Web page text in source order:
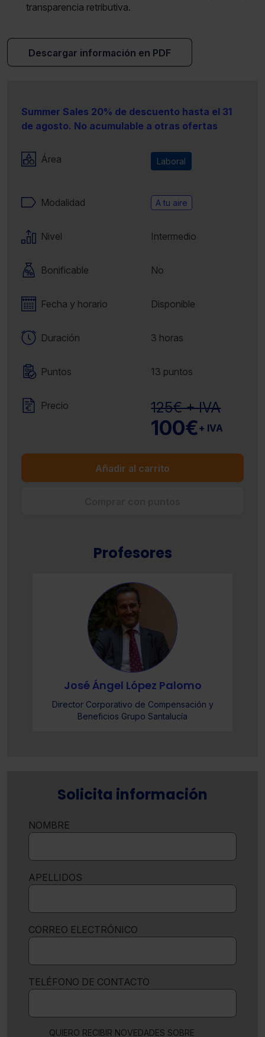
transparencia retributiva.
Descargar información en PDF
Summer Sales 20% de descuento hasta el 31
de agosto. No acumulable a otras ofertas
Área Laboral
Modalidad A tu aire
Nivel Intermedio
Bonificable No
Fecha y horario Disponible
Duración 3 horas
Puntos 13 puntos
Precio 125€ + IVA
100€+ IVA
Añadir al carrito
Profesores
José Ángel López Palomo
Director Corporativo de Compensación y
Beneficios Grupo Santalucía
Solicita información
NOMBRE
APELLIDOS
CORREO ELECTRÓNICO
TELÉFONO DE CONTACTO
QUIERO RECIBIR NOVEDADES SOBRE